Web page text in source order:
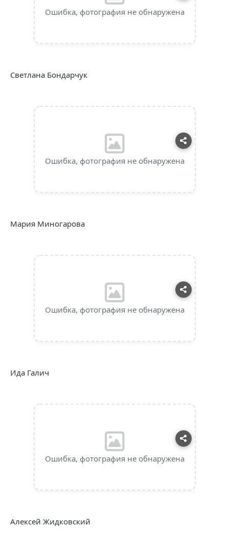
Ошибка, фотография не обнаружена
Светлана Бондарчук
Ошибка, фотография не обнаружена
Мария Миногарова
Ошибка, фотография не обнаружена
Ида Галич
Ошибка, фотография не обнаружена
Алексей Жидковский